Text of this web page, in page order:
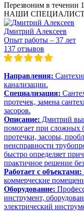
Перезвоним в течении
НАШИ
Дмитрий Алексеев
Опыт работы – 37 лет
137 отзывов
Направления:
канализации.
Специализация:
протечек, замена
засоров.
Описание: Дмитрий
помогает при сложных
протечки, засоры,
неисправности
быстро определяет
практичное решение
Работает с объектами:
коммерческие
Оборудование:
инструмент,
электрический